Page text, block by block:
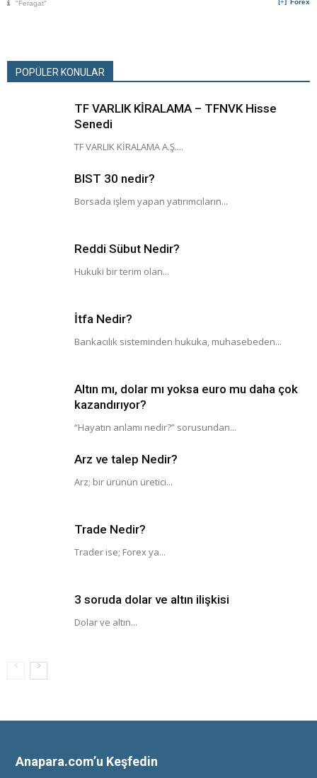
"Feragat"
POPÜLER KONULAR
TF VARLIK KİRALAMA – TFNVK Hisse
Senedi
TF VARLIK KİRALAMA A.Ş....
BIST 30 nedir?
Borsada işlem yapan yatırımcıların...
Reddi Sübut Nedir?
Hukuki bir terim olan...
İtfa Nedir?
Bankacılık sisteminden hukuka, muhasebeden...
Altın mı, dolar mı yoksa euro mu daha çok
kazandırıyor?
“Hayatın anlamı nedir?” sorusundan...
Arz ve talep Nedir?
Arz; bir ürünün üretici...
Trade Nedir?
Trader ise; Forex ya...
3 soruda dolar ve altın ilişkisi
Dolar ve altın...
Anapara.com’u Keşfedin